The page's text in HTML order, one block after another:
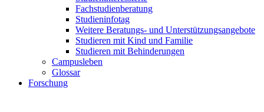
Fachstudienberatung
Studieninfotag
Weitere Beratungs- und Unterstützungsangebote
Studieren mit Kind und Familie
Studieren mit Behinderungen
Campusleben
Glossar
Forschung